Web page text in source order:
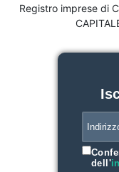
Registro imprese di
dell'